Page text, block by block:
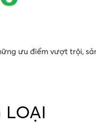
ưu điểm vượt trội,
LOẠI